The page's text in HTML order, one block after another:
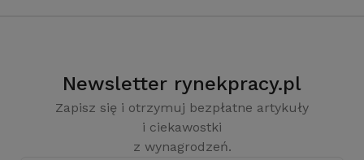
Newsletter rynekpracy.pl
Zapisz się i otrzymuj bezpłatne artykuły
i ciekawostki
z wynagrodzeń.